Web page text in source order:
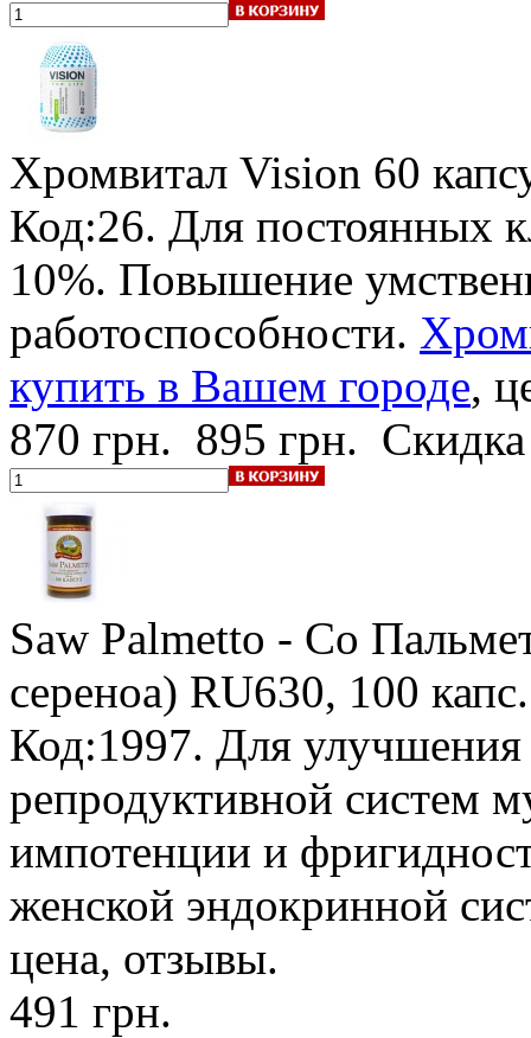
Хромвитал Vision 60
Код:26. Для постоянных
10%. Повышение
работоспособности.
купить в Вашем городе,
870 грн. 895 грн.
Saw Palmetto - Со
сереноа) RU630, 100 капс.
Код:1997. Для
репродуктивной систем
импотенции и
женской эндокринной
цена, отзывы.
491 грн.